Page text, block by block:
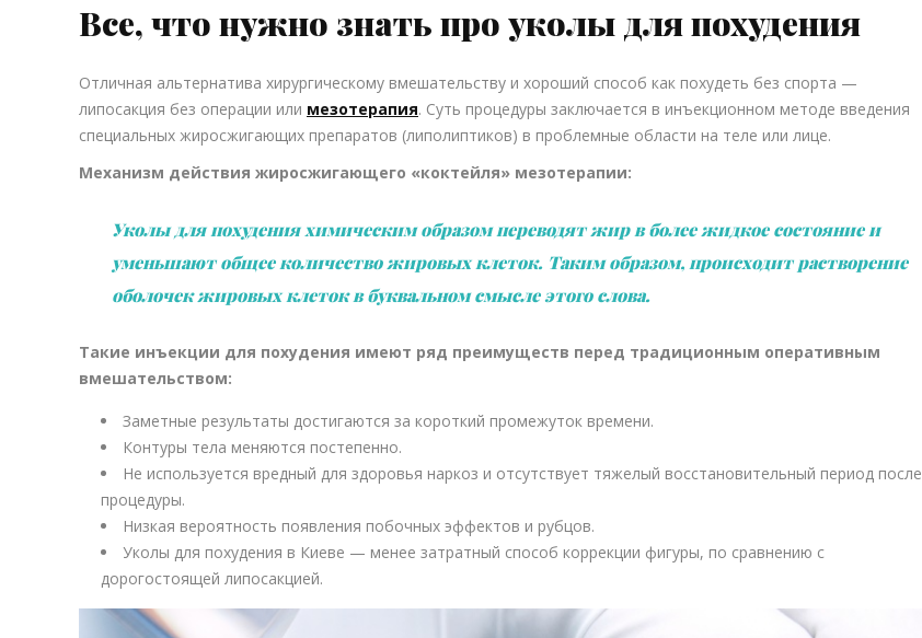
Все, что нужно знать про уколы для похудения
Отличная альтернатива хирургическому вмешательству и хороший способ как похудеть без спорта —
липосакция без операции или мезотерапия. Суть процедуры заключается в инъекционном методе введения
специальных жиросжигающих препаратов (липолиптиков) в проблемные области на теле или лице.
Механизм действия жиросжигающего «коктейля» мезотерапии:
Уколы для похудения химическим образом переводят жир в более жидкое состояние и
уменьшают общее количество жировых клеток. Таким образом, происходит растворение
оболочек жировых клеток в буквальном смысле этого слова.
Такие инъекции для похудения имеют ряд преимуществ перед традиционным оперативным
вмешательством:
Заметные результаты достигаются за короткий промежуток времени.
Контуры тела меняются постепенно.
Не используется вредный для здоровья наркоз и отсутствует тяжелый восстановительный период после
процедуры.
Низкая вероятность появления побочных эффектов и рубцов.
Уколы для похудения в Киеве — менее затратный способ коррекции фигуры, по сравнению с
дорогостоящей липосакцией.